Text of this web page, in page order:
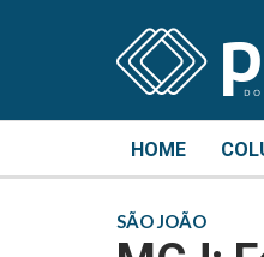
HOME
SÃO JOÃO